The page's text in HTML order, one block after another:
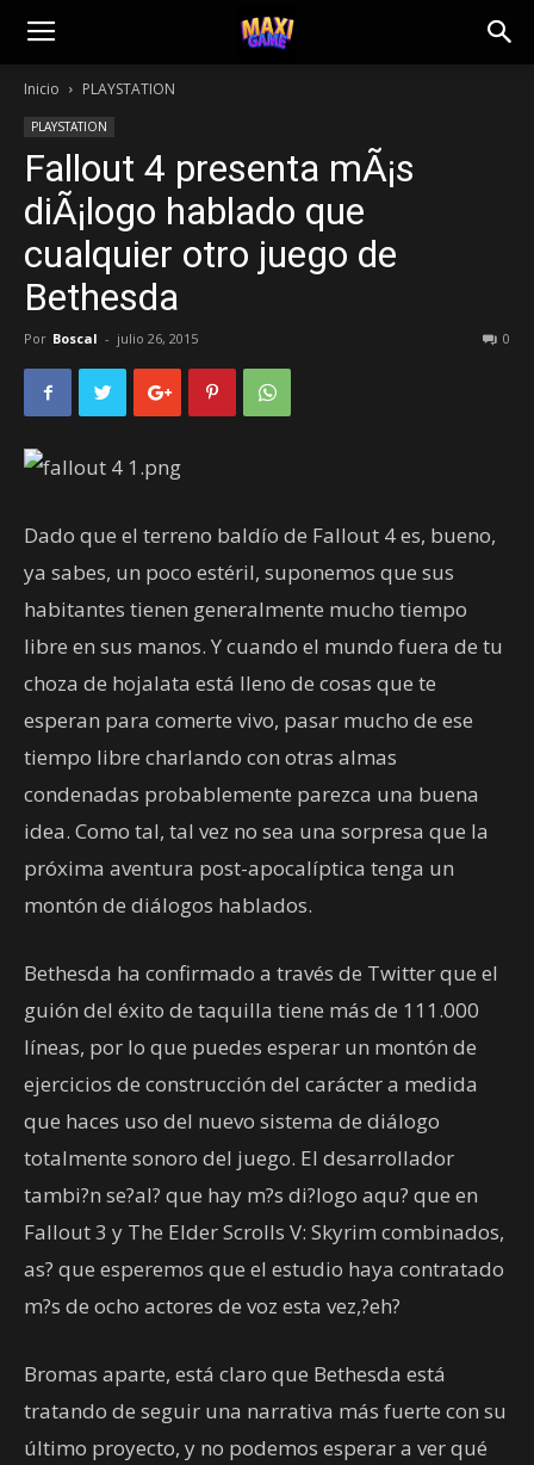
Inicio PLAYSTATION
PLAYSTATION
Fallout 4 presenta mÃ¡s
diÃ¡logo hablado que
cualquier otro juego de
Bethesda
Por Boscal - julio 26, 2015 0
Dado que el terreno baldío de Fallout 4 es, bueno,
ya sabes, un poco estéril, suponemos que sus
habitantes tienen generalmente mucho tiempo
libre en sus manos. Y cuando el mundo fuera de tu
choza de hojalata está lleno de cosas que te
esperan para comerte vivo, pasar mucho de ese
tiempo libre charlando con otras almas
condenadas probablemente parezca una buena
idea. Como tal, tal vez no sea una sorpresa que la
próxima aventura post-apocalíptica tenga un
montón de diálogos hablados.
Bethesda ha confirmado a través de Twitter que el
guión del éxito de taquilla tiene más de 111.000
líneas, por lo que puedes esperar un montón de
ejercicios de construcción del carácter a medida
que haces uso del nuevo sistema de diálogo
totalmente sonoro del juego. El desarrollador
tambi?n se?al? que hay m?s di?logo aqu? que en
Fallout 3 y The Elder Scrolls V: Skyrim combinados,
as? que esperemos que el estudio haya contratado
m?s de ocho actores de voz esta vez,?eh?
Bromas aparte, está claro que Bethesda está
tratando de seguir una narrativa más fuerte con su
último proyecto, y no podemos esperar a ver qué